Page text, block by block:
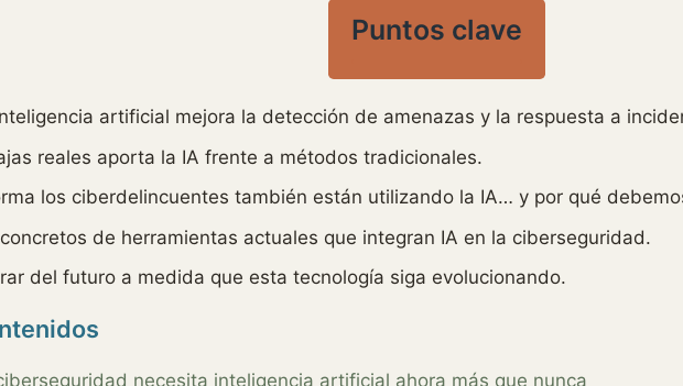
Puntos clave
artificial mejora la detección de amenazas y la respuesta a
reales aporta la IA frente a métodos tradicionales.
los ciberdelincuentes también están utilizando la IA… y por qué
de herramientas actuales que integran IA en la ciberseguridad.
del futuro a medida que esta tecnología siga evolucionando.
necesita inteligencia artificial ahora más que nunca